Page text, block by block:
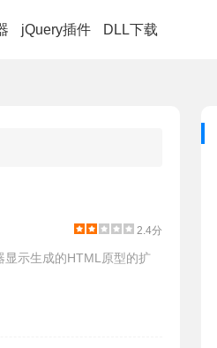
jQuery插件 DLL下载
2.4分
示生成的HTML原型的扩